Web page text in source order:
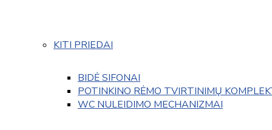
KITI PRIEDAI
BIDĖ SIFONAI
POTINKINO RĖMO TVIRTINIMŲ
WC NULEIDIMO MECHANIZMAI